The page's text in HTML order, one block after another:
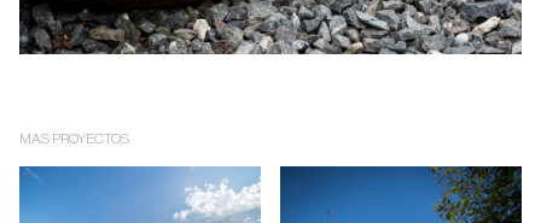
MAS PROYECTOS